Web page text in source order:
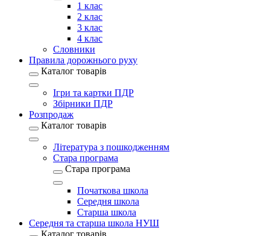
1 клас
2 клас
3 клас
4 клас
Словники
Правила дорожнього руху
Каталог товарів
Ігри та картки ПДР
Збірники ПДР
Розпродаж
Каталог товарів
Література з пошкодженням
Стара програма
Стара програма
Початкова школа
Середня школа
Старша школа
Середня та старша школа НУШ
Каталог товарів